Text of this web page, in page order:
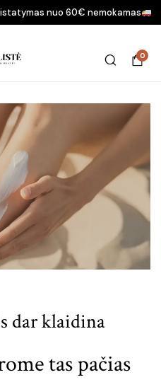
nuo 60€ nemokamas
0
dar klaidina
tas pačias